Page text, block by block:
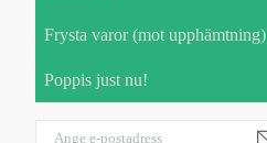
Frysta varor (mot upphämtning)
Poppis just nu!